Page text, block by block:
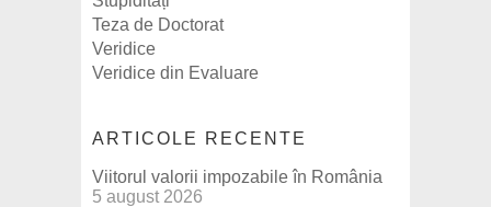
Teza de Doctorat
Veridice
Veridice din Evaluare
ARTICOLE RECENTE
Viitorul valorii impozabile în România
5 august 2026